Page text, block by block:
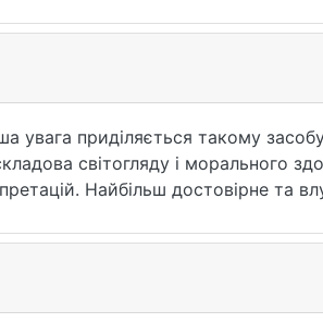
увага приділяється такому
світогляду і морального
Найбільш достовірне та
та яка не має на меті
юридичної).